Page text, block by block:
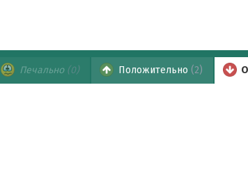
Печально (0) Положительно (2)